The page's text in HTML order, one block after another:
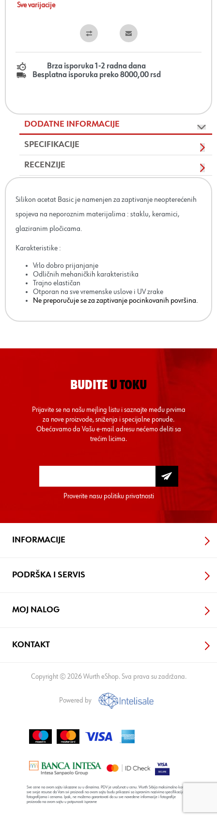
Sve varijacije
Brza isporuka 1-2 radna dana
Besplatna isporuka preko 8000,00 rsd
DODATNE INFORMACIJE
SPECIFIKACIJE
RECENZIJE
Silikon acetat Basic je namenjen za zaptivanje neopterećenih
spojeva na neporoznim materijalima : staklu, keramici,
glaziranim pločicama.
Karakteristike :
Vrlo dobro prijanjanje
Odličnih mehaničkih karakteristika
Trajno elastičan
Otporan na sve vremenske uslove i UV zrake
Ne preporučuje se za zaptivanje pocinkovanih površina.
BUDITE U TOKU
Prijavite se na našu mejling listu i saznajte među prvima
za nove proizvode, sniženja i specijalne ponude.
Obećavamo da Vašu e-mail adresu nećemo deliti sa
trećim licima.
Proverite nasu politiku privatnosti
INFORMACIJE
PODRŠKA I SERVIS
MOJ NALOG
KONTAKT
Copyright © 2026 Wurth eShop. Sva prava su zadržana.
Powered by
Sve cene na ovom sajtu iskazane su u dinarima. PDV je uračunat u cenu. Wurth Srbija maksimalno koristi
sve svoje resurse da Vam svi proizvodi na ovom sajtu budu prikazani sa ispravnim nazivima specifikacija,
fotografijama i cenama. Ipak, ne možemo garantovati da su sve navedene informacije i fotografije
proizvoda na ovom sajtu u potpunosti ispravne